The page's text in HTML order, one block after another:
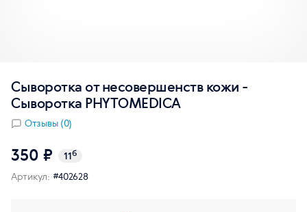
Сыворотка от несовершенств кожи -
Сыворотка PHYTOMEDICA
Отзывы (0)
350 ₽ 11б
Артикул: #402628